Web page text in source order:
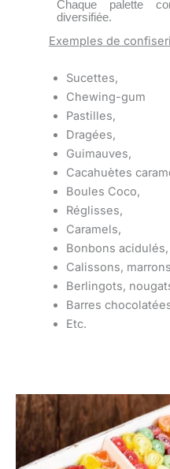
Chaque palette
diversifiée.
Exemples de
Sucettes,
Chewing-gum
Pastilles,
Dragées,
Guimauves,
Cacahuètes
Boules Coco,
Réglisses,
Caramels,
Bonbons acidulés,
Calissons,
Berlingots,
Barres
Etc.